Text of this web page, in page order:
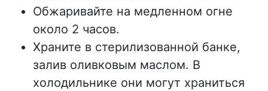
Обжаривайте на медленном огне
около 2 часов.
Храните в стерилизованной банке,
залив оливковым маслом. В
холодильнике они могут храниться